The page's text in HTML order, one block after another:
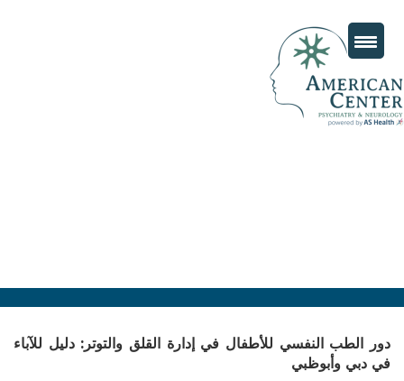
دور الطب النفسي للأطفال في إدارة القلق والتوتر: دليل للآباء
في دبي وأبوظبي